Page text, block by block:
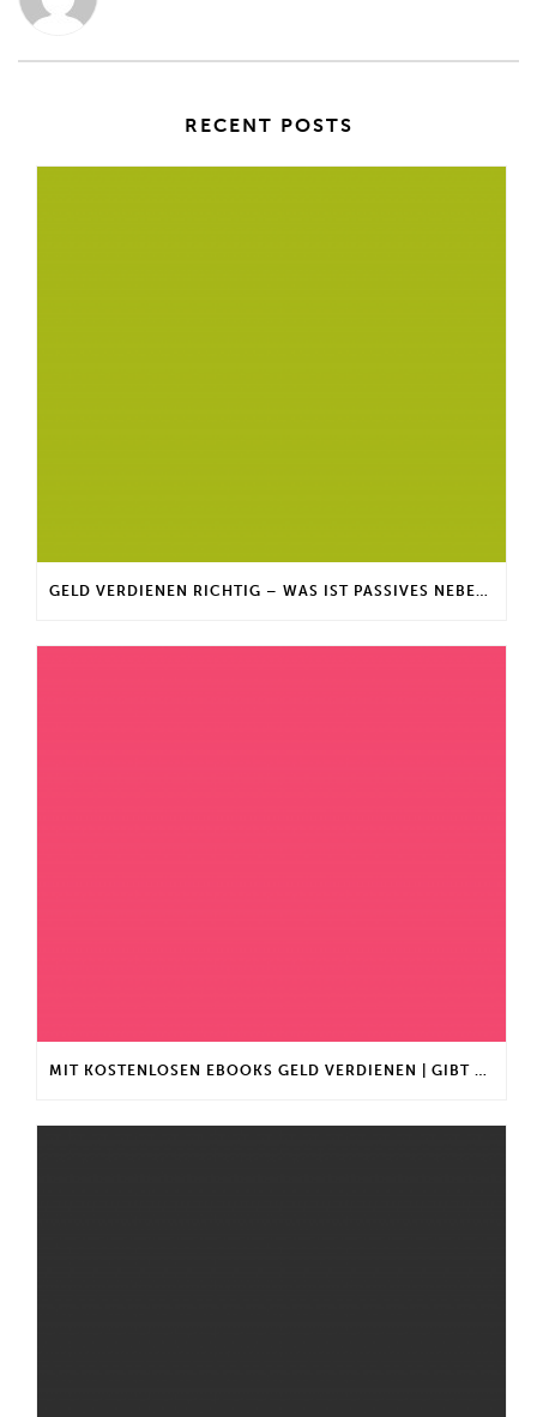
RECENT POSTS
GELD VERDIENEN RICHTIG – WAS IST PASSIVES NEBENEINKOMMEN?
MIT KOSTENLOSEN EBOOKS GELD VERDIENEN | GIBT ES EINEN MAXIMALEN ANLAGEBETRAG?